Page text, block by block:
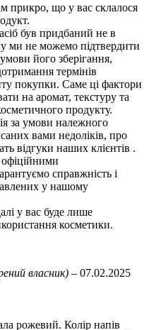
прикро, що у вас склалося
був придбаний не в
ми не можемо підтвердити
його зберігання,
термінів
покупки. Саме ці фактори
на аромат, текстуру та
продукту.
за умови належного
вами недоліків, про
відгуки наших клієнтів .
справжність і
у нашому
у вас буде лише
косметики.
власник) – 07.02.2025
рожевий. Колір напів